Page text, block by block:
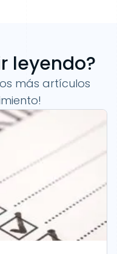
leyendo?
más artículos